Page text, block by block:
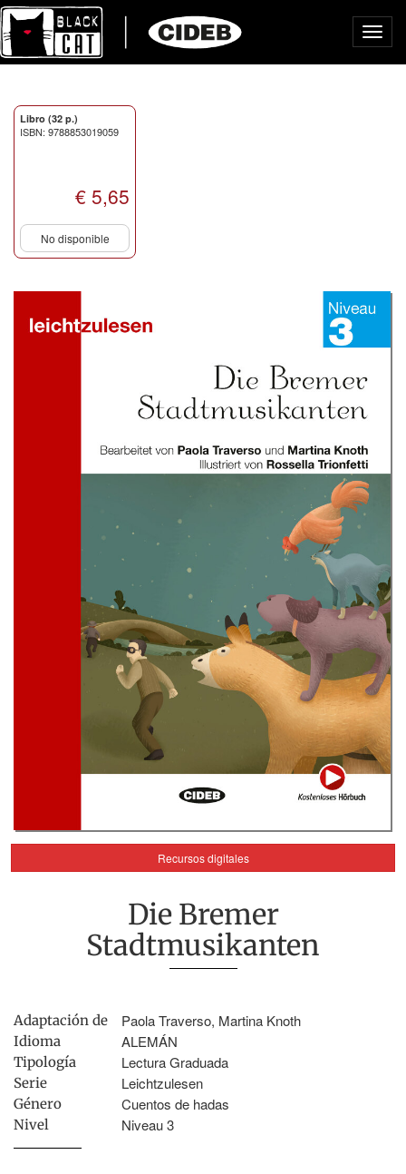
Libro (32 p.)
ISBN: 9788853019059
€ 5,65
No disponible
Recursos digitales
Die Bremer
Stadtmusikanten
Adaptación de Paola Traverso, Martina Knoth
Idioma ALEMÁN
Tipología Lectura Graduada
Serie Leichtzulesen
Género Cuentos de hadas
Nivel Niveau 3